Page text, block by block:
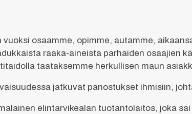
osaamme, opimme, autamme,
raaka-aineista parhaiden osaajien
taataksemme herkullisen maun
jatkuvat panostukset ihmisiin,
elintarvikealan tuotantolaitos, joka